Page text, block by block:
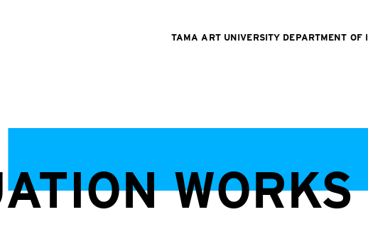
TAMA ART UNIVERSITY DEPARTMENT OF
WORKS